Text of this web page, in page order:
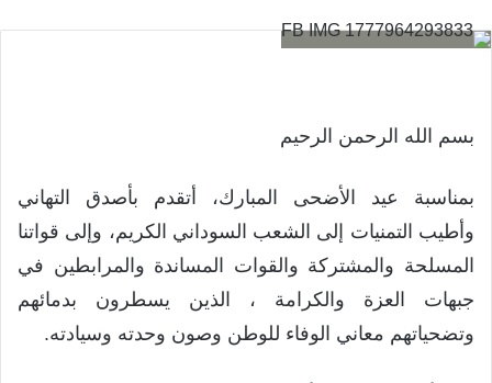
بسم الله الرحمن الرحيم
بمناسبة عيد الأضحى المبارك، أتقدم بأصدق التهاني
وأطيب التمنيات إلى الشعب السوداني الكريم، وإلى قواتنا
المسلحة والمشتركة والقوات المساندة والمرابطين في
جبهات العزة والكرامة ، الذين يسطرون بدمائهم
وتضحياتهم معاني الوفاء للوطن وصون وحدته وسيادته.